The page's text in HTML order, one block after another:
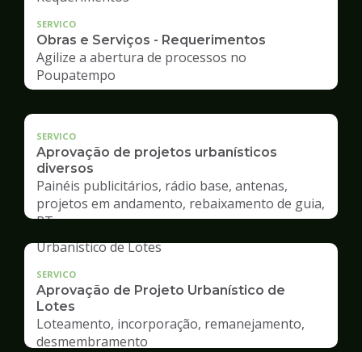
SERVICO
Obras e Serviços - Requerimentos
Agilize a abertura de processos no
Poupatempo
SERVICO
Aprovação de projetos urbanísticos
diversos
Painéis publicitários, rádio base, antenas,
projetos em andamento, rebaixamento de guia,
RT
SERVICO
Aprovação de Projeto Urbanístico de
Lotes
Loteamento, incorporação, remanejamento,
desmembramento